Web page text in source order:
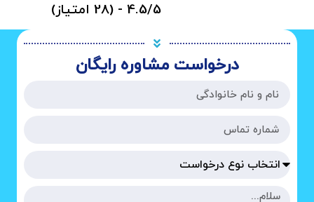
درخواست مشاوره رایگان
4.5/5 - (28 امتیاز)